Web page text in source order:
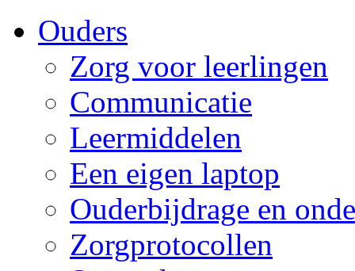
Ouders
Zorg voor leerlingen
Communicatie
Leermiddelen
Een eigen laptop
Ouderbijdrage en
Zorgprotocollen